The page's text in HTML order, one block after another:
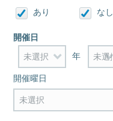
あり
なし
開催日
年
開催曜日